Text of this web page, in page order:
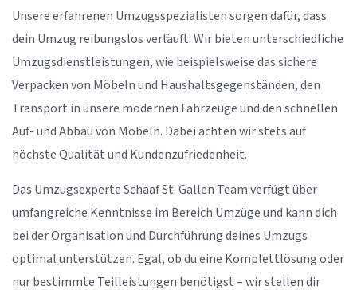
Unsere erfahrenen Umzugsspezialisten sorgen dafür, dass
dein Umzug reibungslos verläuft. Wir bieten unterschiedliche
Umzugsdienstleistungen, wie beispielsweise das sichere
Verpacken von Möbeln und Haushaltsgegenständen, den
Transport in unsere modernen Fahrzeuge und den schnellen
Auf- und Abbau von Möbeln. Dabei achten wir stets auf
höchste Qualität und Kundenzufriedenheit.
Das Umzugsexperte Schaaf St. Gallen Team verfügt über
umfangreiche Kenntnisse im Bereich Umzüge und kann dich
bei der Organisation und Durchführung deines Umzugs
optimal unterstützen. Egal, ob du eine Komplettlösung oder
nur bestimmte Teilleistungen benötigst – wir stellen dir